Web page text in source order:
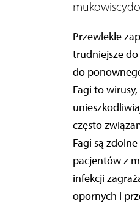
Przewlekłe
trudniejsze
do
Fagi to
często
Fagi są
pacjentów z
infekcji
opornych i